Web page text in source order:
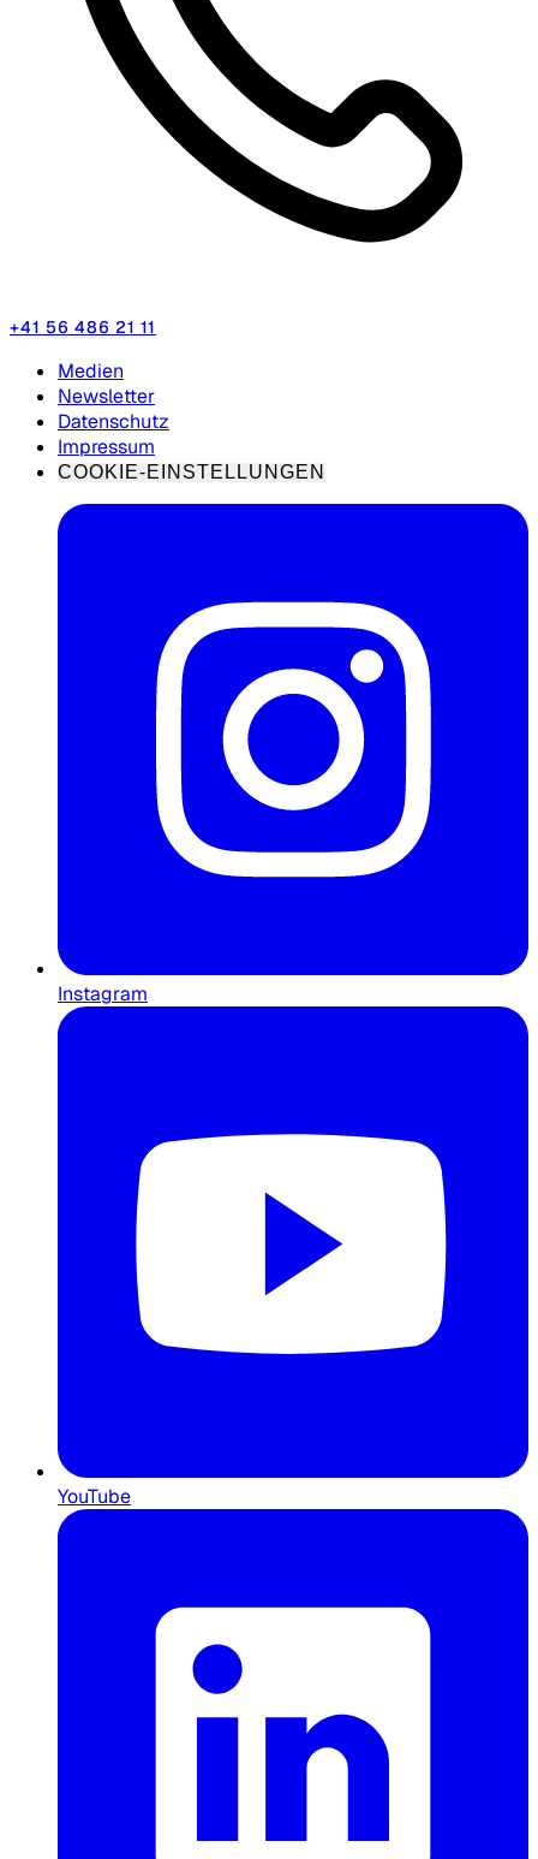
+41 56 486 21 11
Medien
Newsletter
Datenschutz
Impressum
COOKIE-EINSTELLUNGEN
Instagram
YouTube